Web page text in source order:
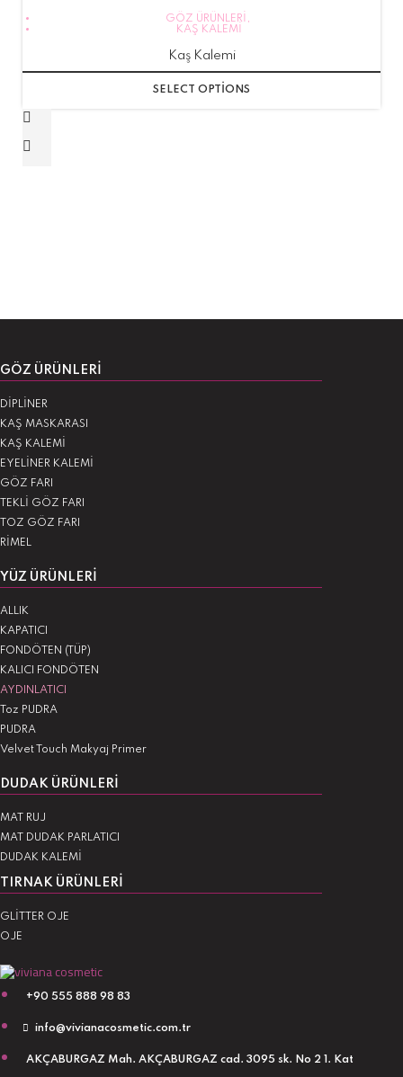
GÖZ ÜRÜNLERI ,
KAŞ KALEMI
Kaş Kalemi
SELECT OPTIONS
GÖZ ÜRÜNLERI
DİPLİNER
KAŞ MASKARASI
KAŞ KALEMİ
EYELİNER KALEMİ
GÖZ FARI
TEKLİ GÖZ FARI
TOZ GÖZ FARI
RİMEL
YÜZ ÜRÜNLERI
ALLIK
KAPATICI
FONDÖTEN (TÜP)
KALICI FONDÖTEN
AYDINLATICI
Toz PUDRA
PUDRA
Velvet Touch Makyaj Primer
DUDAK ÜRÜNLERI
MAT RUJ
MAT DUDAK PARLATICI
DUDAK KALEMİ
TIRNAK ÜRÜNLERI
GLİTTER OJE
OJE
+90 555 888 98 83
info@vivianacosmetic.com.tr
AKÇABURGAZ Mah. AKÇABURGAZ cad. 3095 sk. No 2 1. Kat